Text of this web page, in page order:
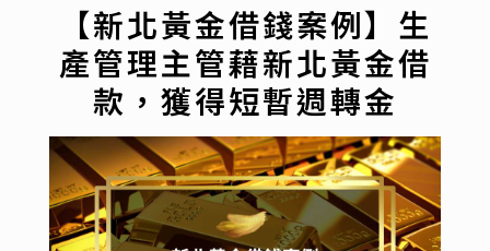
【新北黃金借錢案例】生
產管理主管藉新北黃金借
款，獲得短暫週轉金